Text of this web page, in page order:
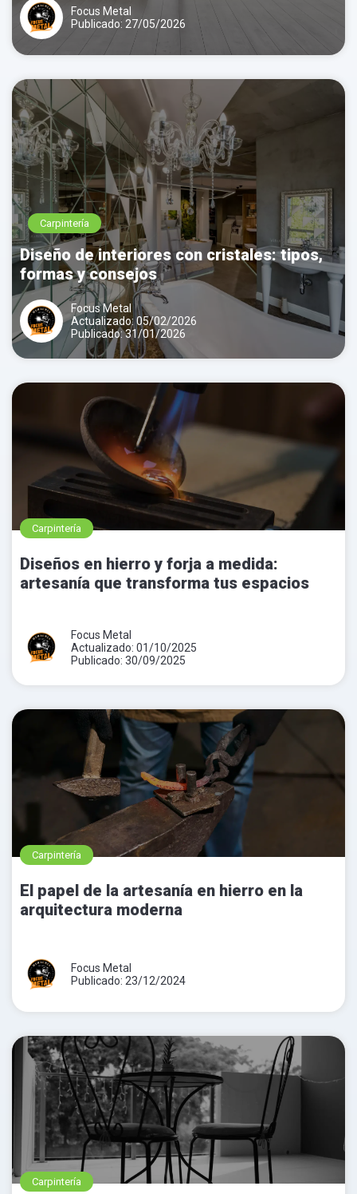
Focus Metal
Publicado: 27/05/2026
Carpintería
Diseño de interiores con cristales: tipos,
formas y consejos
Focus Metal
Actualizado: 05/02/2026
Publicado: 31/01/2026
Carpintería
Diseños en hierro y forja a medida:
artesanía que transforma tus espacios
Focus Metal
Actualizado: 01/10/2025
Publicado: 30/09/2025
Carpintería
El papel de la artesanía en hierro en la
arquitectura moderna
Focus Metal
Publicado: 23/12/2024
Carpintería